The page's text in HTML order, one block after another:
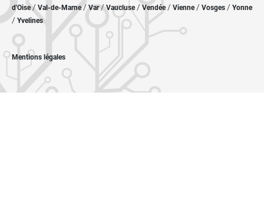
d'Oise/ Val-de-Marne/Var/Vaucluse/ Vendée/ Vienne/ Vosges / Yonne
/ Yvelines
Mentions légales